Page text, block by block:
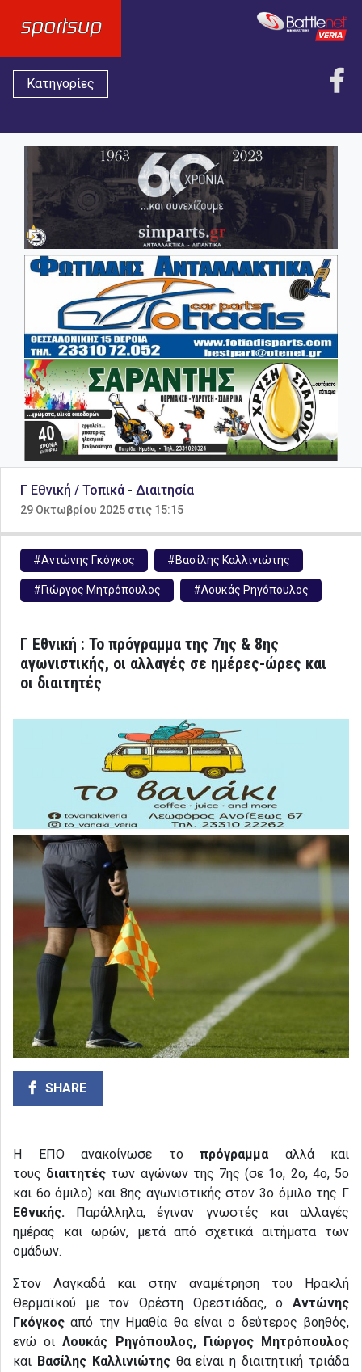
Κατηγορίες
Γ Εθνική / Τοπικά - Διαιτησία
29 Οκτωβρίου 2025 στις 15:15
#Αντώνης Γκόγκος #Βασίλης Καλλινιώτης
#Γιώργος Μητρόπουλος #Λουκάς Ρηγόπουλος
Γ Εθνική : Το πρόγραμμα της 7ης & 8ης
αγωνιστικής, οι αλλαγές σε ημέρες-ώρες και
οι διαιτητές
SHARE
Η ΕΠΟ ανακοίνωσε το πρόγραμμααλλά και
τους διαιτητές των αγώνων της 7ης (σε 1ο, 2ο, 4ο, 5ο
και 6ο όμιλο) και 8ης αγωνιστικής στον 3ο όμιλο της Γ
Εθνικής. Παράλληλα, έγιναν γνωστές και αλλαγές
ημέρας και ωρών, μετά από σχετικά αιτήματα των
ομάδων.
Στον Λαγκαδά και στην αναμέτρηση του Ηρακλή
Θερμαϊκού με τον Ορέστη Ορεστιάδας, ο Αντώνης
Γκόγκος από την Ημαθία θα είναι ο δεύτερος βοηθός,
ενώ οιΛουκάς Ρηγόπουλος, Γιώργος Μητρόπουλος
και Βασίλης Καλλινιώτηςθα είναι η διαιτητική τριάδα